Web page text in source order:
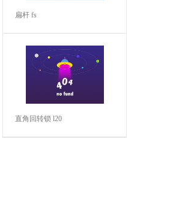
扁杆 fs
直角回转锁 l20